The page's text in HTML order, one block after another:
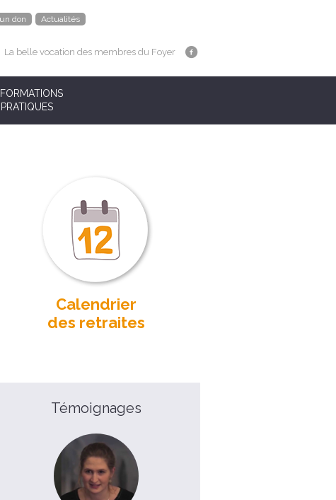
don Actualités
La belle vocation des membres du Foyer
PRATIQUES
Calendrier
des retraites
Témoignages